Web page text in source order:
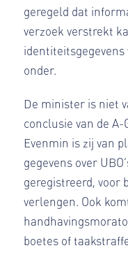
geregeld dat
verzoek verstrekt
onder.
De minister is niet
conclusie van de
Evenmin is zij van
gegevens over
geregistreerd, voor
verlengen. Ook
boetes of